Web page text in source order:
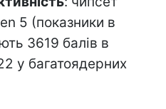
5 (показники в
3619 балів в
у багатоядерних